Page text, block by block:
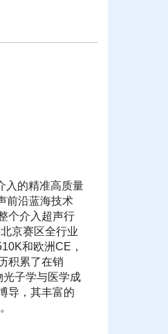
入的精准高质量
前沿蓝海技术
个介入超声行
京赛区全行业
和欧洲CE，
积累了在销
子学与医学成
导，其丰富的